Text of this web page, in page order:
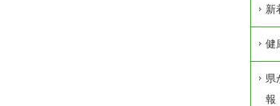
新
健
県
報